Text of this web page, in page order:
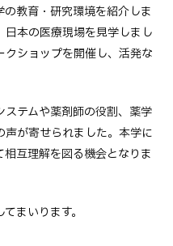
入試情報 お問い合わせ
教育・研究環境を紹介しま
日本の医療現場を見学しまし
ショップを開催し、活発な
テムや薬剤師の役割、薬学
が寄せられました。本学に
互理解を図る機会となりま
まいります。